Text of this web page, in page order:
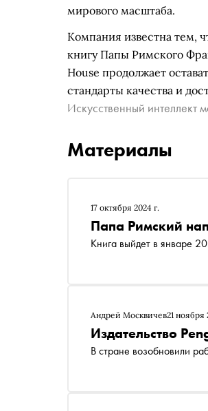
мирового масштаба.
Компания известна тем,
книгу Папы Римского
House продолжает
стандарты качества и
Искусственный интеллект
Материалы
17 октября 2024 г.
Папа Римский
Книга выйдет в январе
Андрей Москвичев21 ноября
Издательство
В стране возобновили